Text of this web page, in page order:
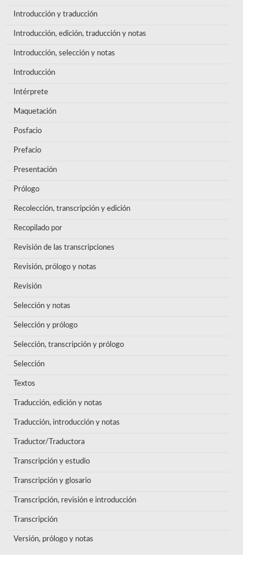
Introducción y traducción
Introducción, edición, traducción y notas
Introducción, selección y notas
Introducción
Intérprete
Maquetación
Posfacio
Prefacio
Presentación
Prólogo
Recolección, transcripción y edición
Recopilado por
Revisión de las transcripciones
Revisión, prólogo y notas
Revisión
Selección y notas
Selección y prólogo
Selección, transcripción y prólogo
Selección
Textos
Traducción, edición y notas
Traducción, introducción y notas
Traductor/Traductora
Transcripción y estudio
Transcripción y glosario
Transcripción, revisión e introducción
Transcripción
Versión, prólogo y notas